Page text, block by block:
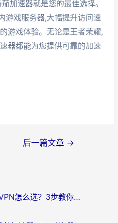
加速器就是您的最佳选择。
游戏服务器,大幅提升访问速
游戏体验。无论是王者荣耀,
器都能为您提供可靠的加速
后一篇文章 →
从墨西哥回国内的VPN怎么选？3步教你无缝刷剧、玩国服游戏